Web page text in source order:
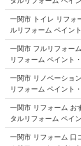
一関市 トイレ リフォ
ルリフォーム ペイン
一関市 フルリフォー
リフォーム ペイント
一関市 リノベーショ
リフォーム ペイント
一関市 リフォーム お
タルリフォーム ペイ
一関市 リフォーム 口